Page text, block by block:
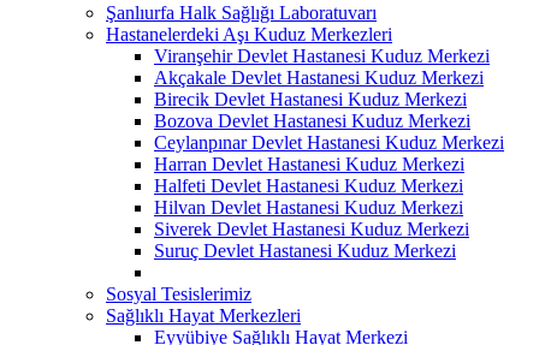
Şanlıurfa Halk Sağlığı Laboratuvarı
Hastanelerdeki Aşı Kuduz Merkezleri
Viranşehir Devlet Hastanesi Kuduz Merkezi
Akçakale Devlet Hastanesi Kuduz Merkezi
Birecik Devlet Hastanesi Kuduz Merkezi
Bozova Devlet Hastanesi Kuduz Merkezi
Ceylanpınar Devlet Hastanesi Kuduz Merkezi
Harran Devlet Hastanesi Kuduz Merkezi
Halfeti Devlet Hastanesi Kuduz Merkezi
Hilvan Devlet Hastanesi Kuduz Merkezi
Siverek Devlet Hastanesi Kuduz Merkezi
Suruç Devlet Hastanesi Kuduz Merkezi
Sosyal Tesislerimiz
Sağlıklı Hayat Merkezleri
Eyyübiye Sağlıklı Hayat Merkezi